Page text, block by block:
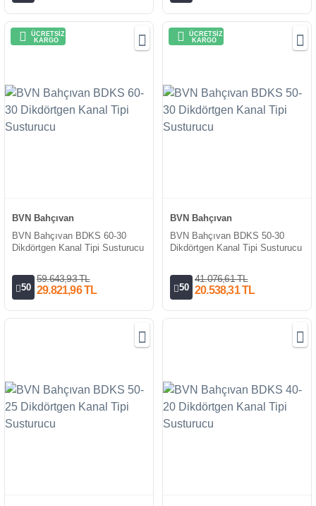
ÜCRETSİZ
KARGO
BVN Bahçıvan
BVN Bahçıvan BDKS 60-30
Dikdörtgen Kanal Tipi Susturucu
50
59.643,93 TL
29.821,96 TL
ÜCRETSİZ
KARGO
BVN Bahçıvan
BVN Bahçıvan BDKS 50-30
Dikdörtgen Kanal Tipi Susturucu
50
41.076,61 TL
20.538,31 TL